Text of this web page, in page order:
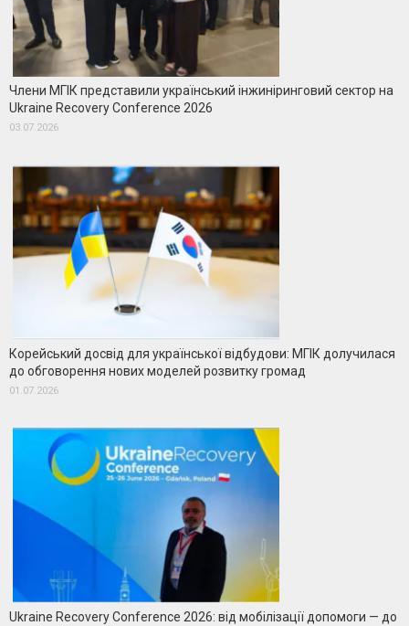
Члени МГІК представили український інжиніринговий сектор на
Ukraine Recovery Conference 2026
03.07.2026
Корейський досвід для української відбудови: МГІК долучилася
до обговорення нових моделей розвитку громад
01.07.2026
Ukraine Recovery Conference 2026: від мобілізації допомоги — до